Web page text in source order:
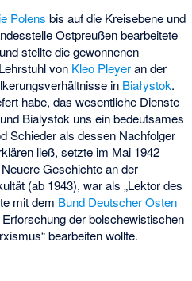
Polens bis auf die Kreisebene und
Ostpreußen bearbeitete
stellte die gewonnenen
von Kleo Pleyeran der
in Białystok.
habe, das wesentliche Dienste
Bialystok uns ein bedeutsames
Schieder als dessen Nachfolger
ließ, setzte im Mai 1942
Geschichte an der
(ab 1943), war als „Lektor des
mit dem Bund Deutscher Osten
der bolschewistischen
bearbeiten wollte.